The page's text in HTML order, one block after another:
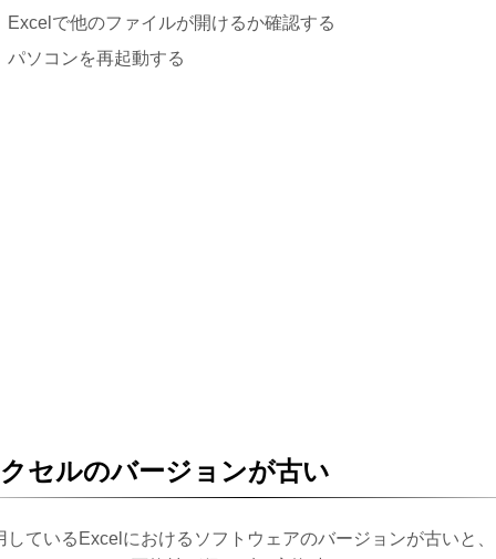
Excelで他のファイルが開けるか確認する
パソコンを再起動する
セルのバージョンが古い
しているExcelにおけるソフトウェアのバージョンが古いと